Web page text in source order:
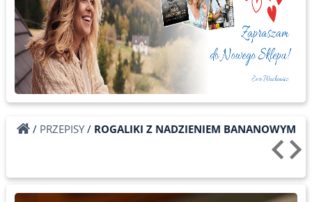
/ PRZEPISY/ ROGALIKI Z NADZIENIEM BANANOWYM